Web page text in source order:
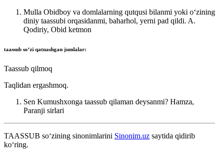
Mulla Obidboy va domlalarning qutqusi bilanmi yoki oʻzining
diniy taassubi orqasidanmi, baharhol, yerni pad qildi. A.
Qodiriy, Obid ketmon
taassub soʻzi qatnashgan jumlalar:
Taassub qilmoq
Taqlidan ergashmoq.
Sen Kumushxonga taassub qilaman deysanmi? Hamza,
Paranji sirlari
TAASSUB so‘zining sinonimlarini Sinonim.uz saytida qidirib
ko‘ring.